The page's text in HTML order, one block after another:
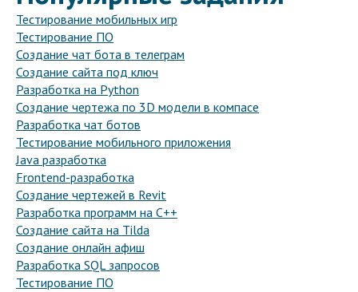
Тестирование мобильных игр
Тестирование ПО
Создание чат бота в телеграм
Создание сайта под ключ
Разработка на Python
Создание чертежа по 3D модели в компасе
Разработка чат ботов
Тестирование мобильного приложения
Java разработка
Frontend-разработка
Создание чертежей в Revit
Разработка программ на C++
Создание сайта на Tilda
Создание онлайн афиш
Разработка SQL запросов
Тестирование ПО